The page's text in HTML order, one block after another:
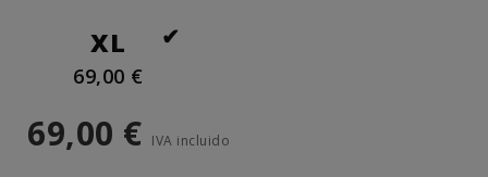
XL
69,00 €
69,00 € IVA incluido